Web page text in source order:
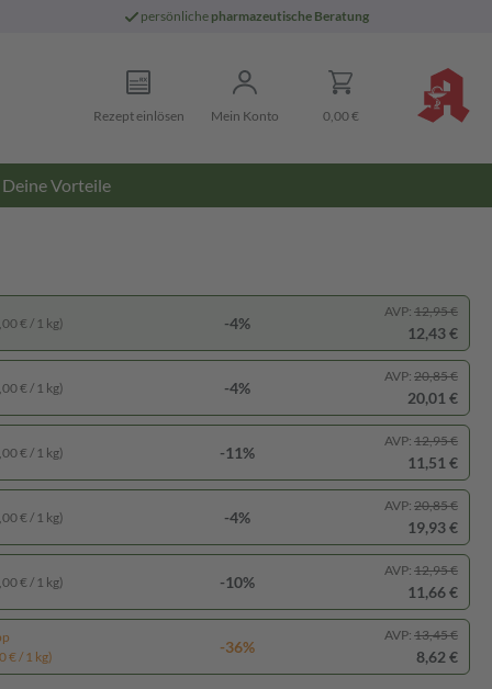
persönliche pharmazeutische Beratung
Rezept einlösen Mein Konto 0,00 €
Deine Vorteile
€ / 1 kg) -4%
AVP: 20,85 €
20,01 €
€ / 1 kg) -4%
AVP: 12,95 €
12,43 €
€ / 1 kg) -11%
AVP: 12,95 €
11,51 €
€ / 1 kg) -4%
AVP: 20,85 €
19,93 €
€ / 1 kg) -10%
AVP: 12,95 €
11,66 €
€ / 1 kg)
-36%
AVP: 13,45 €
8,62 €